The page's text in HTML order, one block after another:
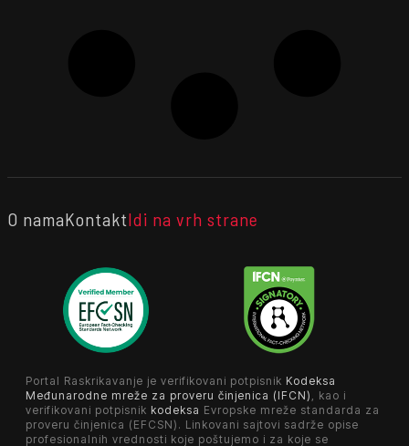
O namaKontaktIdi na vrh strane
Portal Raskrikavanje je verifikovani potpisnik Kodeksa
Međunarodne mreže za proveru činjenica (IFCN) , kao i
verifikovani potpisnik kodeksa Evropske mreže standarda za
proveru činjenica (EFCSN). Linkovani sajtovi sadrže opise
profesionalnih vrednosti koje poštujemo i za koje se